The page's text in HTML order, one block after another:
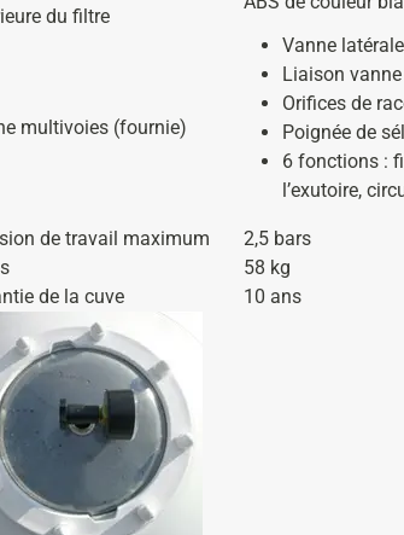
du filtre
multivoies (fournie)
Vanne
Liaison
Orifices de
Poignée de
6 fonctions :
l’exutoire,
de travail maximum
2,5 bars
58 kg
de la cuve
10 ans